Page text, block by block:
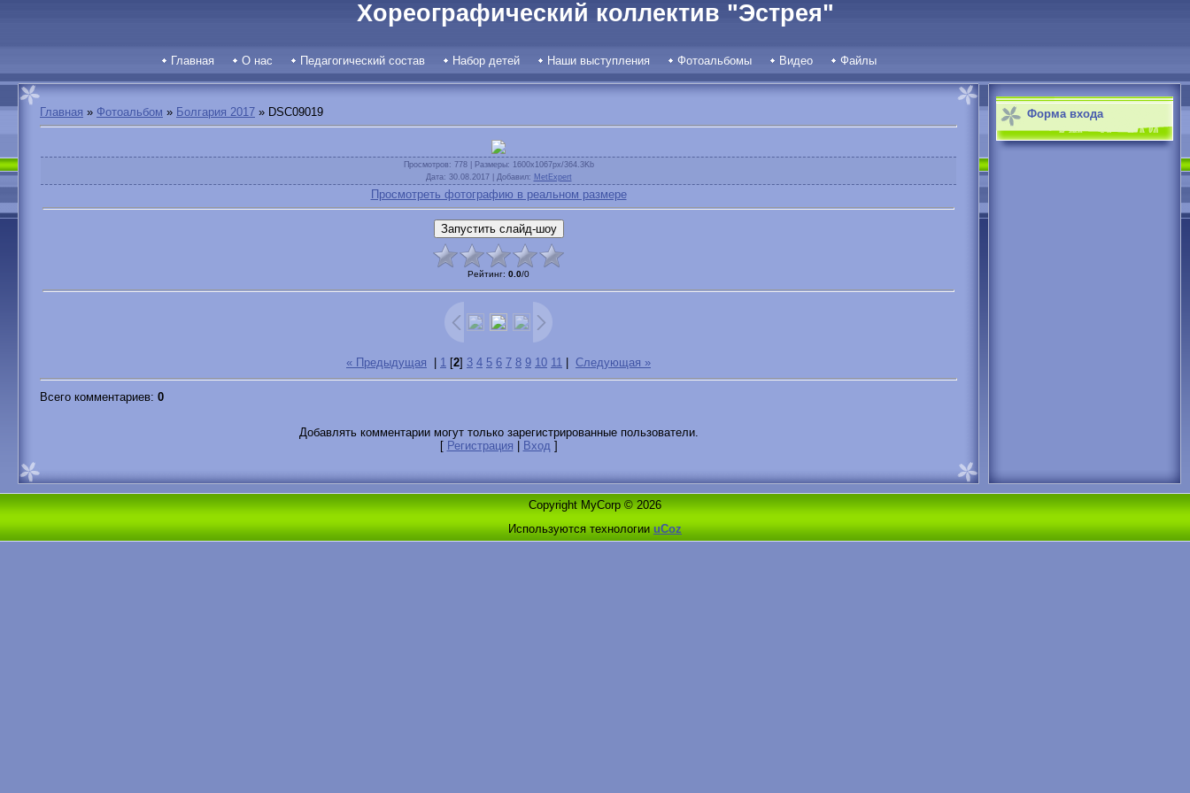
Хореографический коллектив "Эстрея"
Главная О нас Педагогический состав Набор детей Наши выступления Фотоальбомы Видео Файлы
Главная » Фотоальбом » Болгария 2017 » DSC09019
Просмотров: 778 | Размеры: 1600x1067px/364.3Kb
Дата: 30.08.2017 | Добавил: MetExpert
Просмотреть фотографию в реальном размере
Рейтинг: 0.0/0
« Предыдущая 1 [2] 3 4 5 6 7 8 9 10 11 Следующая »
Всего комментариев: 0
Добавлять комментарии могут только зарегистрированные пользователи.
[ Регистрация Вход]
Форма входа
Copyright MyCorp © 2026
Используются технологииuCoz